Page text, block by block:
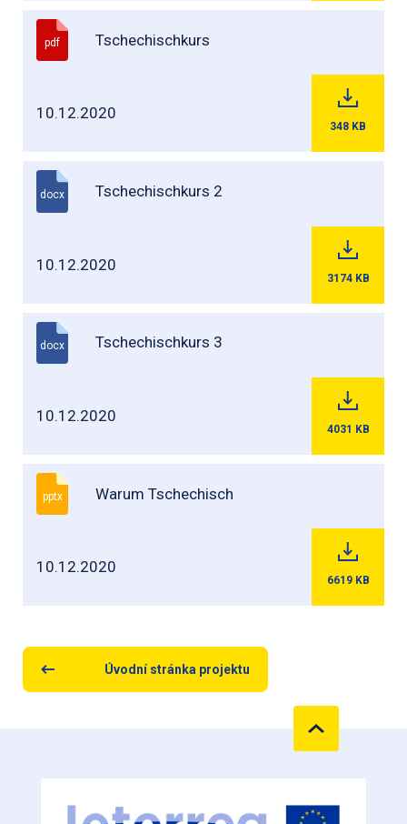
pdf Tschechischkurs
10.12.2020
348 KB
docx Tschechischkurs 2
10.12.2020
3174 KB
docx Tschechischkurs 3
10.12.2020
4031 KB
pptx Warum Tschechisch
10.12.2020
6619 KB
Úvodní stránka projektu